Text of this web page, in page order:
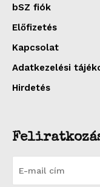
bSZ fiók
Előfizetés
Kapcsolat
Adatkezelési
Hirdetés